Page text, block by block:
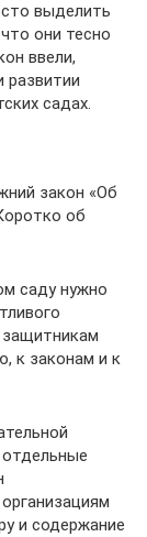
выделить
они тесно
ввели,
развитии
садах.
закон «Об
об
саду нужно
защитникам
к законам и к
и содержание